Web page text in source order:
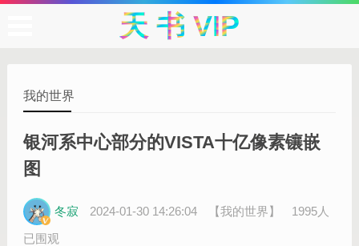
天 书 VIP
我的世界
银河系中心部分的VISTA十亿像素镶嵌
图
冬寂 2024-01-30 14:26:04 【我的世界】
1995人
已围观